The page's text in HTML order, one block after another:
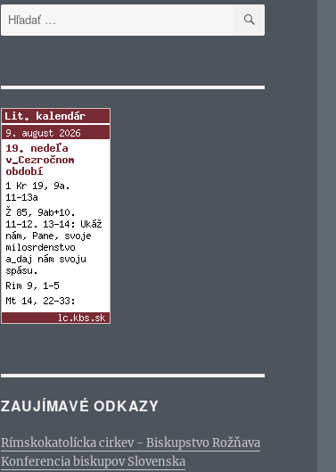
Hľadať:
ZAUJÍMAVÉ ODKAZY
Rímskokatolícka cirkev - Biskupstvo Rožňava
Konferencia biskupov Slovenska